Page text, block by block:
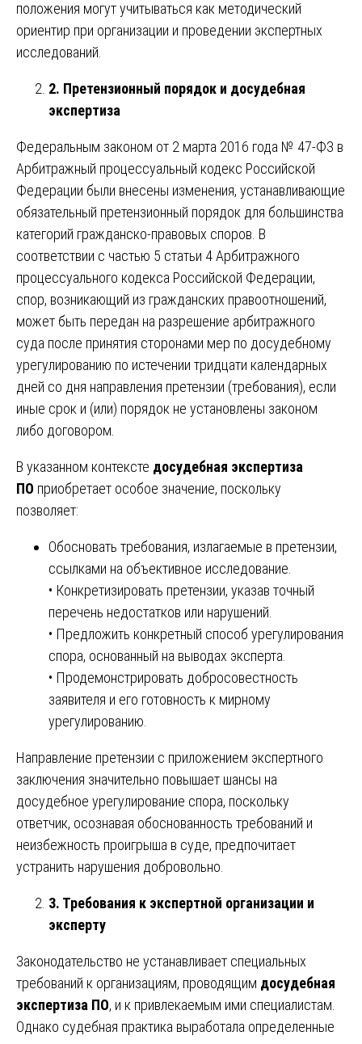
положения могут учитываться как методический
ориентир при организации и проведении экспертных
исследований.
2. Претензионный порядок и досудебная
экспертиза
Федеральным законом от 2 марта 2016 года № 47-ФЗ в
Арбитражный процессуальный кодекс Российской
Федерации были внесены изменения, устанавливающие
обязательный претензионный порядок для большинства
категорий гражданско-правовых споров. В
соответствии с частью 5 статьи 4 Арбитражного
процессуального кодекса Российской Федерации,
спор, возникающий из гражданских правоотношений,
может быть передан на разрешение арбитражного
суда после принятия сторонами мер по досудебному
урегулированию по истечении тридцати календарных
дней со дня направления претензии (требования), если
иные срок и (или) порядок не установлены законом
либо договором.
В указанном контексте досудебная экспертиза
ПО приобретает особое значение, поскольку
позволяет:
Обосновать требования, излагаемые в претензии,
ссылками на объективное исследование.
• Конкретизировать претензии, указав точный
перечень недостатков или нарушений.
• Предложить конкретный способ урегулирования
спора, основанный на выводах эксперта.
• Продемонстрировать добросовестность
заявителя и его готовность к мирному
урегулированию.
Направление претензии с приложением экспертного
заключения значительно повышает шансы на
досудебное урегулирование спора, поскольку
ответчик, осознавая обоснованность требований и
неизбежность проигрыша в суде, предпочитает
устранить нарушения добровольно.
3. Требования к экспертной организации и
эксперту
Законодательство не устанавливает специальных
требований к организациям, проводящим досудебная
экспертиза ПО, и к привлекаемым ими специалистам.
Однако судебная практика выработала определенные